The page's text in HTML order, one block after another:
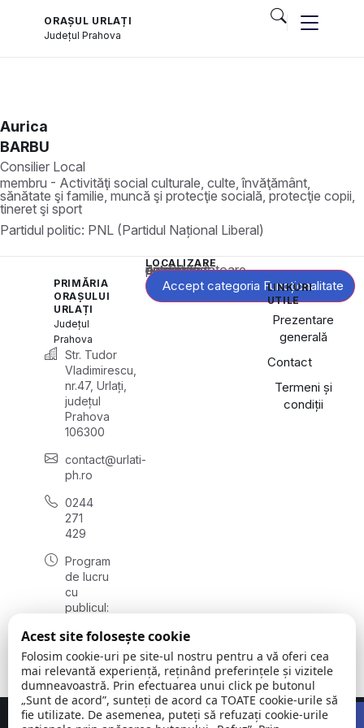
ORAȘUL URLAȚI
JudețulPrahova
Aurica
BARBU
Consilier Local
membru - Activităţi social culturale, culte, învăţământ,
sănătate şi familie, muncă şi protecţie socială, protecţie copii,
tineret şi sport
Partidul politic: PNL (Partidul Național Liberal)
PRIMĂRIA
ORAȘULUI
URLAȚI
Județul
Prahova
Str. Tudor
Vladimirescu,
nr.47, Urlați,
județul
Prahova
106300
contact@urlati-
ph.ro
0244
271
429
Program
de lucru
cu
publicul:
vineri
08:00 -
16:30
LOCALIZARE
Acest conținut este blocat până când acceptați categoria corespunzătoare de cookie-uri.
Accept categoria Funcționalitate
LINKURI
UTILE
Prezentare
generală
Contact
Termeni și
condiții
Acest site folosește cookie
Folosim cookie-uri pe site-ul nostru pentru a vă oferi cea
mai relevantă experiență, reținând preferințele și vizitele
dumneavoastră. Prin efectuarea unui click pe butonul
„Sunt de acord”, sunteți de acord ca TOATE cookie-urile să
fie utilizate. De asemenea, puteți să refuzați cookie-urile